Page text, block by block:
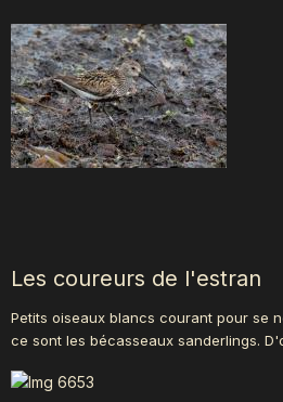
Les coureurs de l'estran
Petits oiseaux blancs courant pour se
ce sont les bécasseaux sanderlings.